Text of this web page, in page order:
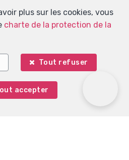
plus sur les cookies, vous
charte de la protection de la
Tout refuser
accepter